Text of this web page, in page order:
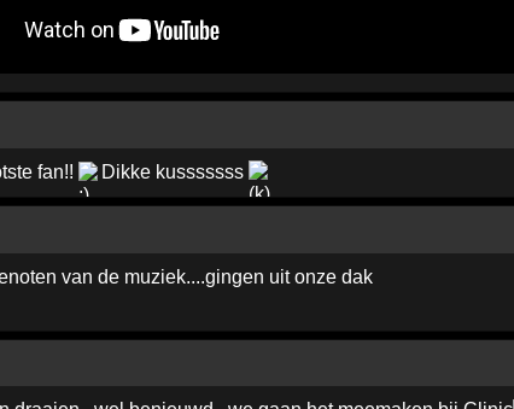
fan!! Dikke kusssssss
van de muziek....gingen uit onze dak